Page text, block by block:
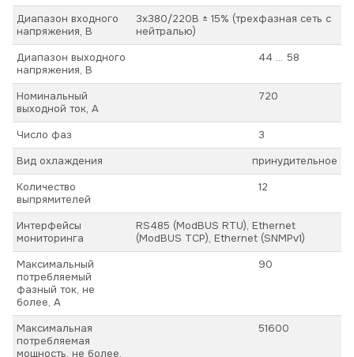
Диапазон входного
напряжения, В
3х380/220В ± 15% (трехфазная сеть с
нейтралью)
Диапазон выходного
напряжения, В
44 ... 58
Номинальный
выходной ток, А
720
Число фаз
3
Вид охлаждения
принудительное
Количество
выпрямителей
12
Интерфейсы
мониторинга
RS485 (ModBUS RTU), Ethernet
(ModBUS TCP), Ethernet (SNMPv1)
Максимальный
потребляемый
фазный ток, не
более, А
90
Максимальная
потребляемая
мощность, не более,
51600